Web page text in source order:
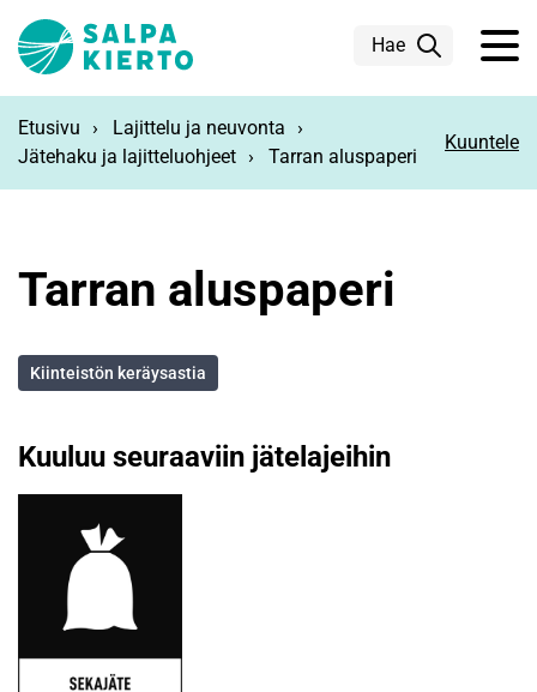
Hae
Etusivu
Lajittelu ja neuvonta
Jätehaku ja lajitteluohjeet
Tarran aluspaperi
Kuuntele
Tarran aluspaperi
Kiinteistön keräysastia
Kuuluu seuraaviin jätelajeihin